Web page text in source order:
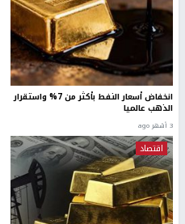
انخفاض أسعار النفط بأكثر من 7% واستقرار
الذهب عالميا
3 أشهر ago
اقتصاد